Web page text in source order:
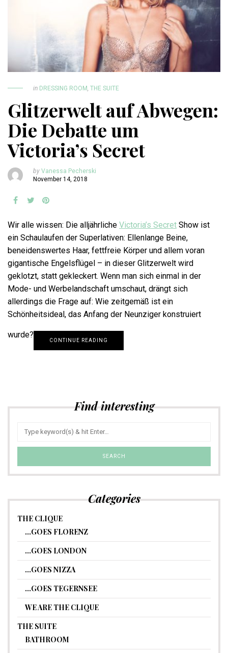
in DRESSING ROOM, THE SUITE
Glitzerwelt auf Abwegen:
Die Debatte um
Victoria’s Secret
by Vanessa Pecherski
November 14, 2018
Wir alle wissen: Die alljährliche Victoria’s Secret Show ist
ein Schaulaufen der Superlativen: Ellenlange Beine,
beneidenswertes Haar, fettfreie Körper und allem voran
gigantische Engelsflügel – in dieser Glitzerwelt wird
geklotzt, statt gekleckert. Wenn man sich einmal in der
Mode- und Werbelandschaft umschaut, drängt sich
allerdings die Frage auf: Wie zeitgemäß ist ein
Schönheitsideal, das Anfang der Neunziger konstruiert
wurde?
CONTINUE READING
Find interesting
Categories
THE CLIQUE
…GOES FLORENZ
…GOES LONDON
…GOES NIZZA
…GOES TEGERNSEE
WE ARE THE CLIQUE
THE SUITE
BATHROOM